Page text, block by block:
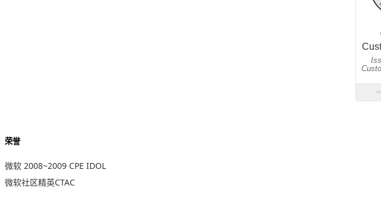
荣誉
微软 2008~2009 CPE IDOL
微软社区精英CTAC